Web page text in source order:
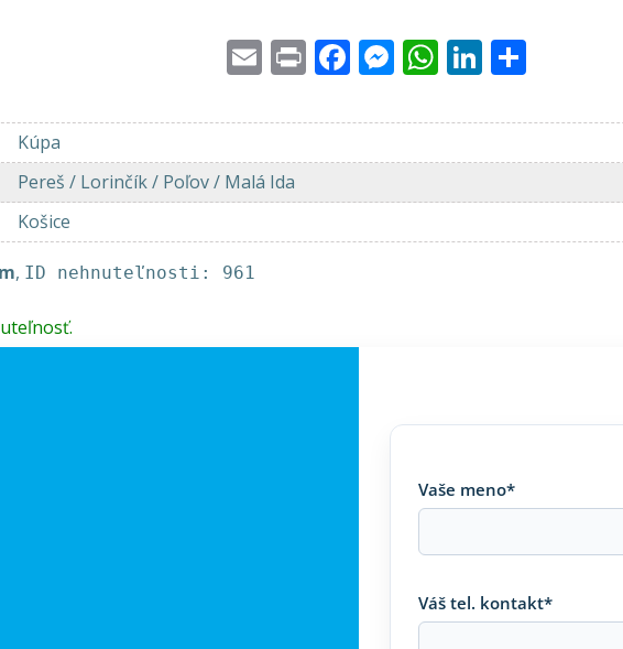
EmailPrintFacebook
Messenger
WhatsApp
LinkedIn
Kúpa
Pereš / Lorinčík / Poľov / Malá Ida
Košice
, ID nehnuteľnosti: 961
Vaše meno*
Váš tel. kontakt*